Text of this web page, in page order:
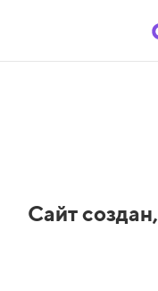
Сайт создан,